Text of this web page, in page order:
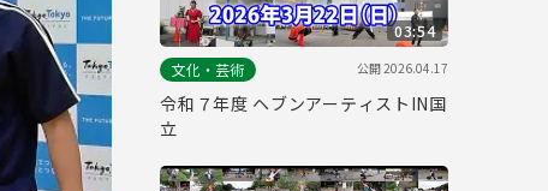
03:54
文化・芸術
公開2026.04.17
令和７年度 ヘブンアーティストIN国
立